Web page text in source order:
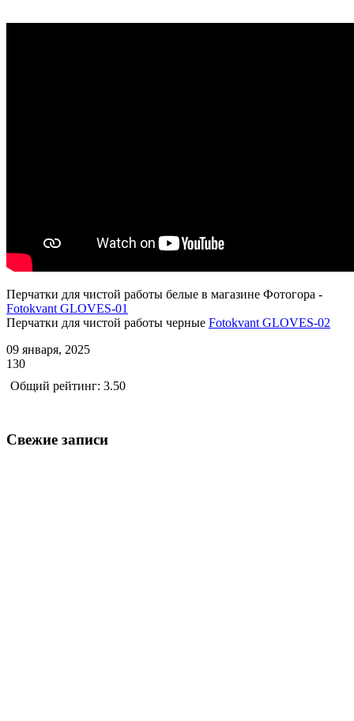
Перчатки для чистой работы белые в магазине Фотогора -
Fotokvant GLOVES-01
Перчатки для чистой работы черные Fotokvant GLOVES-02
09 января, 2025
130
Общий рейтинг: 3.50
Свежие записи